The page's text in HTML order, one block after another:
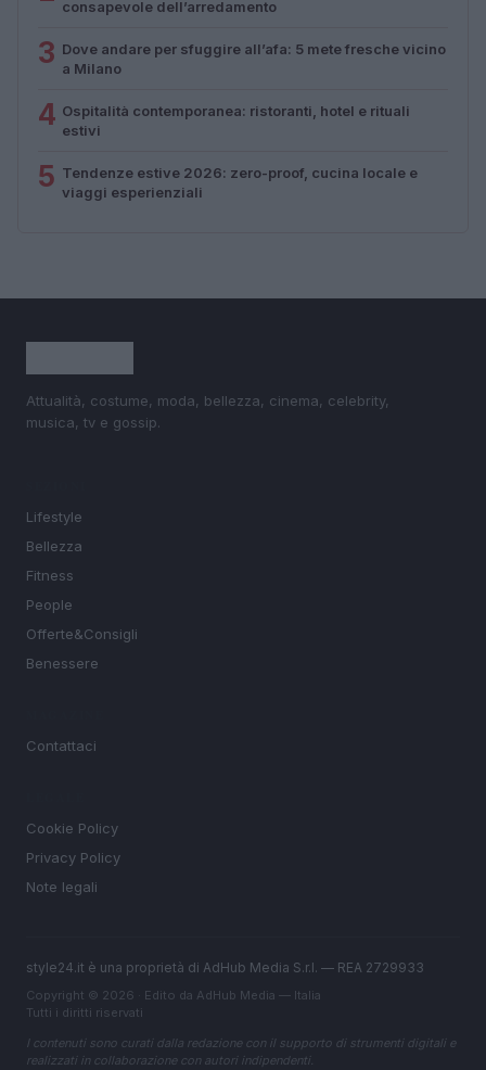
consapevole dell’arredamento
3 Dove andare per sfuggire all’afa: 5 mete fresche vicino
a Milano
4 Ospitalità contemporanea: ristoranti, hotel e rituali
estivi
5 Tendenze estive 2026: zero-proof, cucina locale e
viaggi esperienziali
Attualità, costume, moda, bellezza, cinema, celebrity,
musica, tv e gossip.
Lifestyle
Bellezza
Fitness
People
Offerte&Consigli
Benessere
Contattaci
Cookie Policy
Privacy Policy
Note legali
style24.it è una proprietà di AdHub Media S.r.l. — REA 2729933
Copyright © 2026 · Edito da AdHub Media — Italia
Tutti i diritti riservati
I contenuti sono curati dalla redazione con il supporto di strumenti digitali e
realizzati in collaborazione con autori indipendenti.